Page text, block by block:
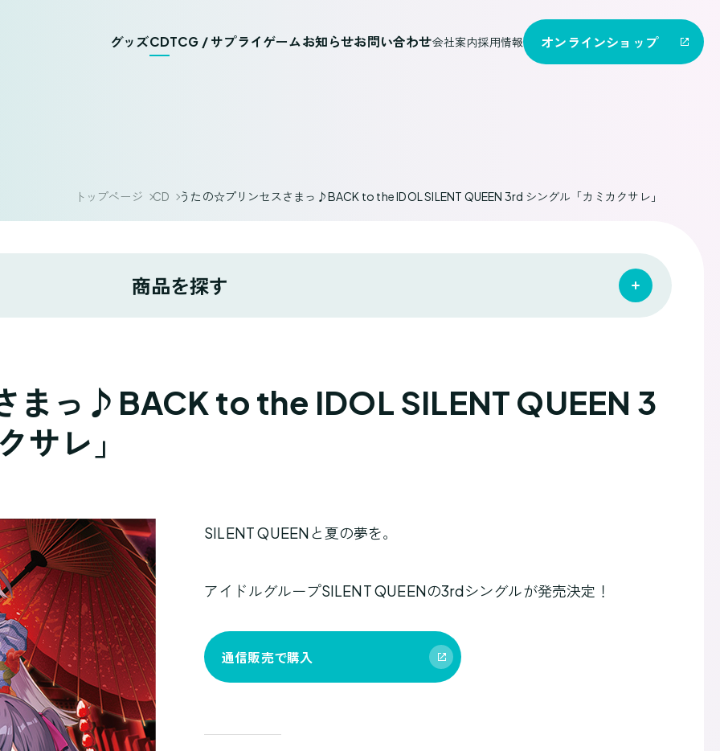
グッズCDTCG / サプライゲームお知らせお問い合わせ会社案内採用情報 オンラインショップ
トップページ CD うたの☆プリンセスさまっ♪BACK to the IDOL SILENT QUEEN 3rd シングル「カミカクサレ」
商品を探す
まっ♪BACK to the IDOL SILENT QUEEN 3
サレ」
SILENT QUEENと夏の夢を。
アイドルグループSILENT QUEENの3rdシングルが発売決定！
通信販売で購入